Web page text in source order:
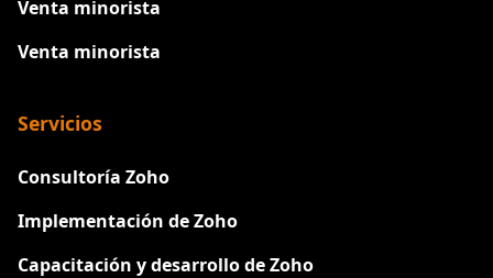
Venta minorista
Venta minorista
Servicios
Consultoría Zoho
Implementación de Zoho
Capacitación y desarrollo de Zoho